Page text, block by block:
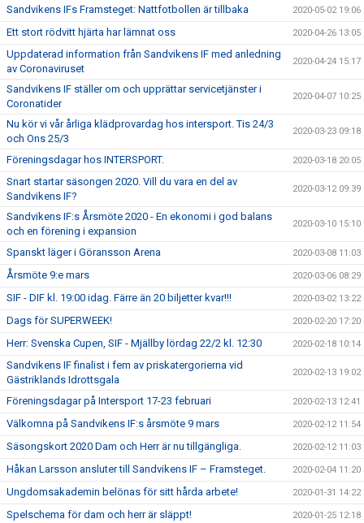
Sandvikens IFs Framsteget: Nattfotbollen är tillbaka 2020-05-02 19:06
Ett stort rödvitt hjärta har lämnat oss 2020-04-26 13:05
Uppdaterad information från Sandvikens IF med anledning
av Coronaviruset
2020-04-24 15:17
Sandvikens IF ställer om och upprättar servicetjänster i
Coronatider
2020-04-07 10:25
Nu kör vi vår årliga klädprovardag hos intersport. Tis 24/3
och Ons 25/3
2020-03-23 09:18
Föreningsdagar hos INTERSPORT. 2020-03-18 20:05
Snart startar säsongen 2020. Vill du vara en del av
Sandvikens IF?
2020-03-12 09:39
Sandvikens IF:s Årsmöte 2020 - En ekonomi i god balans
och en förening i expansion
2020-03-10 15:10
Spanskt läger i Göransson Arena 2020-03-08 11:03
Årsmöte 9:e mars 2020-03-06 08:29
SIF - DIF kl. 19:00 idag. Färre än 20 biljetter kvar!!! 2020-03-02 13:22
Dags för SUPERWEEK! 2020-02-20 17:20
Herr: Svenska Cupen, SIF - Mjällby lördag 22/2 kl. 12:30 2020-02-18 10:14
Sandvikens IF finalist i fem av priskatergorierna vid
Gästriklands Idrottsgala
2020-02-13 19:02
Föreningsdagar på Intersport 17-23 februari 2020-02-13 12:41
Välkomna på Sandvikens IF:s årsmöte 9 mars 2020-02-12 11:54
Säsongskort 2020 Dam och Herr är nu tillgängliga. 2020-02-12 11:03
Håkan Larsson ansluter till Sandvikens IF – Framsteget. 2020-02-04 11:20
Ungdomsakademin belönas för sitt hårda arbete! 2020-01-31 14:22
Spelschema för dam och herr är släppt! 2020-01-25 12:18